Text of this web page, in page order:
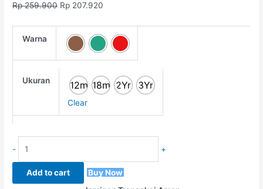
Rp259.900 Rp 207.920
Warna
Ukuran 12m 18m 2Yr 3Yr
Clear
- +
Add to cart
Buy Now